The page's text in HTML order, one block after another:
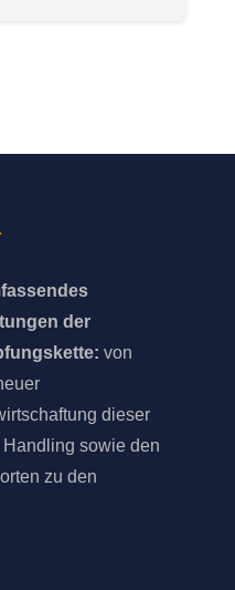
der
von
dieser
sowie den
zu den